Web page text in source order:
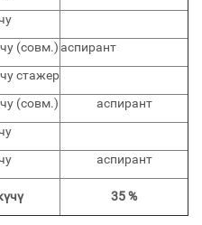
(совм.)аспирант
стажер
(совм.)
аспирант
аспирант
35%